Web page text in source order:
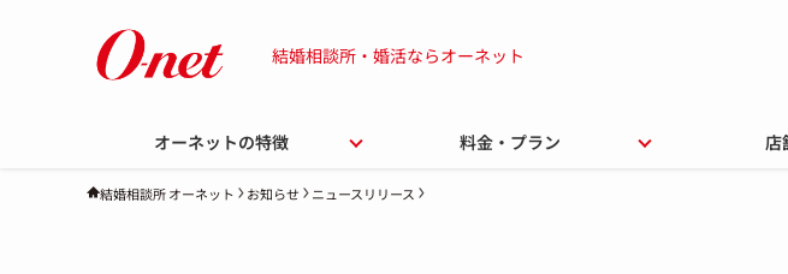
結婚相談所・婚活ならオーネット
オーネットの特徴 料金・プラン 店
結婚相談所 オーネット お知らせ ニュースリリース